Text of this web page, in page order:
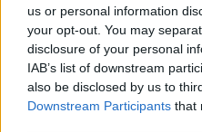
us or personal information
your opt-out. You may
disclosure of your personal
IAB’s list of downstream
also be disclosed by us to
Downstream Participants that